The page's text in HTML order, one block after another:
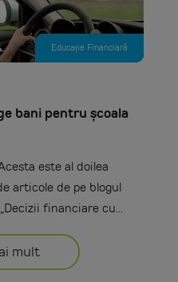
Educație Financiară
bani pentru școala
este al doilea
articole de pe blogul
financiare cu...
mult